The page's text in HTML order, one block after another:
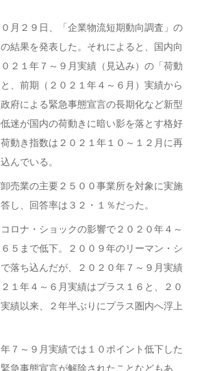
月２９日、「企業物流短期動向調査」の
結果を発表した。それによると、国内向
２１年７～９月実績（見込み）の「荷動
、前期（２０２１年４～６月）実績から
府による緊急事態宣言の長期化など新型
迷が国内の荷動きに暗い影を落とす格好
動き指数は２０２１年１０～１２月に再
んでいる。
売業の主要２５００事業所を対象に実施
し、回答率は３２・１％だった。
コロナ・ショックの影響で２０２０年４～
５まで低下。２００９年のリーマン・シ
落ち込んだが、２０２０年７～９月実績
１年４～６月実績はプラス１６と、２０
績以来、２年半ぶりにプラス圏内へ浮上
７～９月実績では１０ポイント低下した
急事態宣言が解除されたことなどもあ